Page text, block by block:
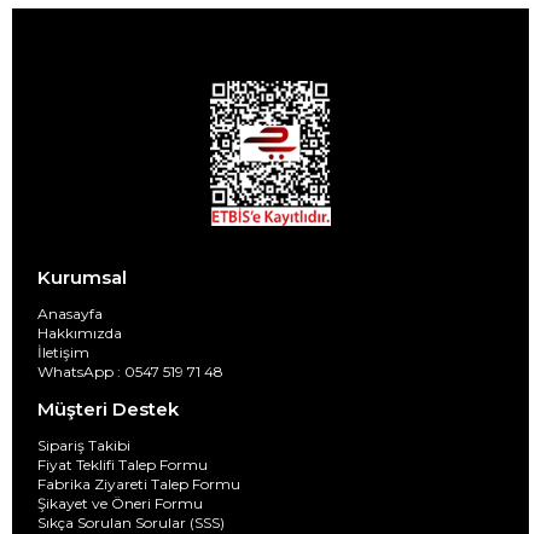
Kurumsal
Anasayfa
Hakkımızda
İletişim
WhatsApp : 0547 519 71 48
Müşteri Destek
Sipariş Takibi
Fiyat Teklifi Talep Formu
Fabrika Ziyareti Talep Formu
Şikayet ve Öneri Formu
Sıkça Sorulan Sorular (SSS)